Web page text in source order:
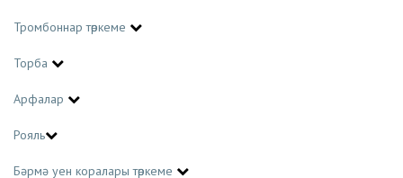
Тромбоннар төркеме
Торба
Арфалар
Рояль
Бәрмә уен коралары төркеме